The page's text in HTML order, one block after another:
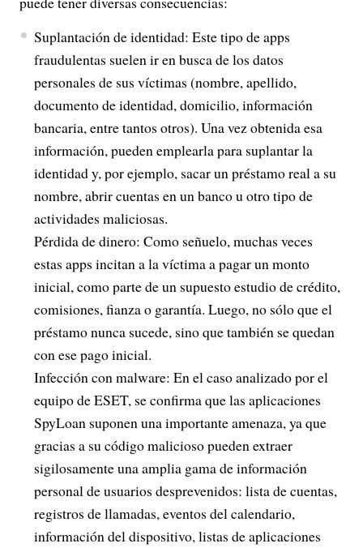
Suplantación de identidad: Este tipo de apps
fraudulentas suelen ir en busca de los datos
personales de sus víctimas (nombre, apellido,
documento de identidad, domicilio, información
bancaria, entre tantos otros). Una vez obtenida esa
información, pueden emplearla para suplantar la
identidad y, por ejemplo, sacar un préstamo real a su
nombre, abrir cuentas en un banco u otro tipo de
actividades maliciosas.
Pérdida de dinero: Como señuelo, muchas veces
estas apps incitan a la víctima a pagar un monto
inicial, como parte de un supuesto estudio de crédito,
comisiones, fianza o garantía. Luego, no sólo que el
préstamo nunca sucede, sino que también se quedan
con ese pago inicial.
Infección con malware: En el caso analizado por el
equipo de ESET, se confirma que las aplicaciones
SpyLoan suponen una importante amenaza, ya que
gracias a su código malicioso pueden extraer
sigilosamente una amplia gama de información
personal de usuarios desprevenidos: lista de cuentas,
registros de llamadas, eventos del calendario,
información del dispositivo, listas de aplicaciones